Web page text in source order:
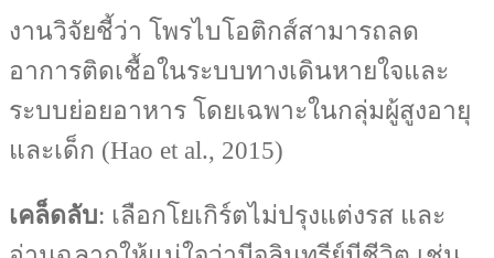
งานวิจัยชี้ว่า โพรไบโอติกส์สามารถลด
อาการติดเชื้อในระบบทางเดินหายใจและ
ระบบย่อยอาหาร โดยเฉพาะในกลุ่มผู้สูงอายุ
และเด็ก (Hao et al., 2015)
เคล็ดลับ: เลือกโยเกิร์ตไม่ปรุงแต่งรส และ